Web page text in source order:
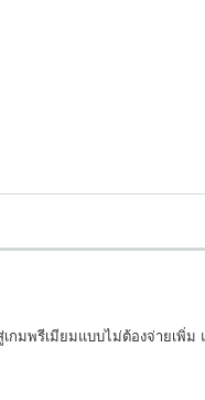
กมพรีเมียมแบบไม่ต้องจ่ายเพิ่